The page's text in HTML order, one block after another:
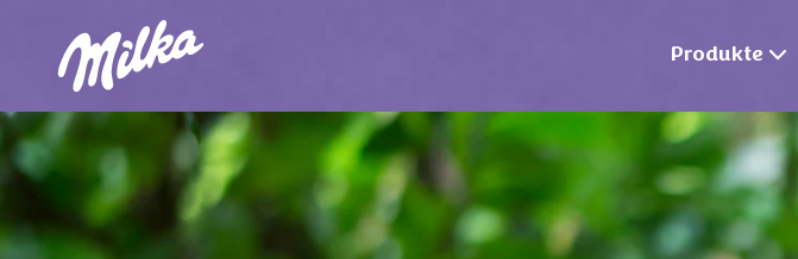
Produkte